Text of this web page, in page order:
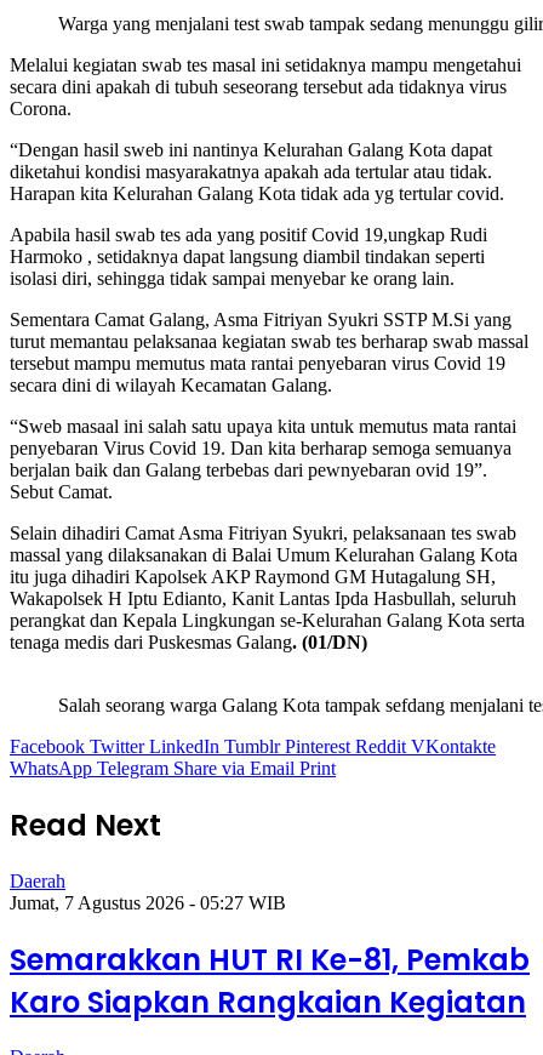
Warga yang menjalani test swab tampak sedang menunggu
Melalui kegiatan swab tes masal ini setidaknya mampu mengetahui
secara dini apakah di tubuh seseorang tersebut ada tidaknya virus
Corona.
“Dengan hasil sweb ini nantinya Kelurahan Galang Kota dapat
diketahui kondisi masyarakatnya apakah ada tertular atau tidak.
Harapan kita Kelurahan Galang Kota tidak ada yg tertular covid.
Apabila hasil swab tes ada yang positif Covid 19,ungkap Rudi
Harmoko , setidaknya dapat langsung diambil tindakan seperti
isolasi diri, sehingga tidak sampai menyebar ke orang lain.
Sementara Camat Galang, Asma Fitriyan Syukri SSTP M.Si yang
turut memantau pelaksanaa kegiatan swab tes berharap swab massal
tersebut mampu memutus mata rantai penyebaran virus Covid 19
secara dini di wilayah Kecamatan Galang.
“Sweb masaal ini salah satu upaya kita untuk memutus mata rantai
penyebaran Virus Covid 19. Dan kita berharap semoga semuanya
berjalan baik dan Galang terbebas dari pewnyebaran ovid 19”.
Sebut Camat.
Selain dihadiri Camat Asma Fitriyan Syukri, pelaksanaan tes swab
massal yang dilaksanakan di Balai Umum Kelurahan Galang Kota
itu juga dihadiri Kapolsek AKP Raymond GM Hutagalung SH,
Wakapolsek H Iptu Edianto, Kanit Lantas Ipda Hasbullah, seluruh
perangkat dan Kepala Lingkungan se-Kelurahan Galang Kota serta
tenaga medis dari Puskesmas Galang. (01/DN)
Salah seorang warga Galang Kota tampak sefdang menjalani
Facebook Twitter LinkedIn Tumblr Pinterest Reddit VKontakte
WhatsApp Telegram Share via Email Print
Read Next
Daerah
Jumat, 7 Agustus 2026 - 05:27 WIB
Semarakkan HUT RI Ke-81, Pemkab
Karo Siapkan Rangkaian Kegiatan